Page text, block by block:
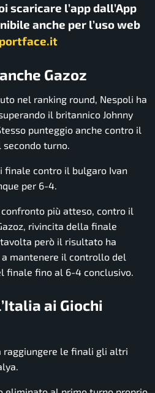
scaricare l’app dall’App
anche per l’uso web
Gazoz
nel ranking round, Nespoli ha
il britannico Johnny
punteggio anche contro il
secondo turno.
finale contro il bulgaro Ivan
per 6-4.
più atteso, contro il
rivincita della finale
però il risultato ha
a mantenere il controllo del
finale fino al 6-4 conclusivo.
ai Giochi
raggiungere le finali gli altri